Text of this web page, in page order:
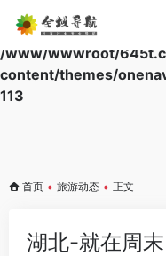
Warning: Array to string
/www/wwwroot/
content/themes/
113
首页 • 旅游动态 • 正文
湖北-就在周